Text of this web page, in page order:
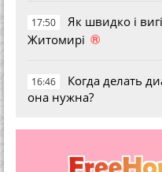
17:50
Як швидко і
Житомирі ®
16:46
Когда делать
она нужна?